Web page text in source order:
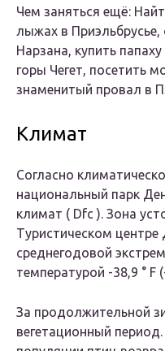
Чем заняться ещё:
лыжах в
Нарзана, купить
горы Чегет, посетить
знаменитый провал в
Климат
Согласно
национальный парк
климат ( Dfc ). Зона
Туристическом центре
среднегодовой
температурой -38,9 ° F
За продолжительной
вегетационный